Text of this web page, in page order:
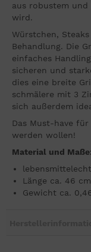
aus robustem und
wird.
Würstchen,
Behandlung. Die
einfaches
sicheren und
dies eine breite
schmälere mit 3
sich außerdem
Das Must-have
werden wollen!
Material und Maße:
Länge ca. 46 cm
Gewicht ca.